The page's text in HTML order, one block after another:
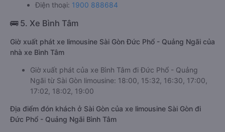
Điện thoại: 1900 888684
🚌 5. Xe Bình Tâm
Giờ xuất phát xe limousine Sài Gòn Đức Phổ - Quảng Ngãi của
nhà xe Bình Tâm
Giờ xuất phát của xe Bình Tâm đi Đức Phổ - Quảng
Ngãi từ Sài Gòn limousine: 18:00, 15:32, 16:30, 17:00,
17:02, 18:02, 19:00
Địa điểm đón khách ở Sài Gòn của xe limousine Sài Gòn đi
Đức Phổ - Quảng Ngãi Bình Tâm